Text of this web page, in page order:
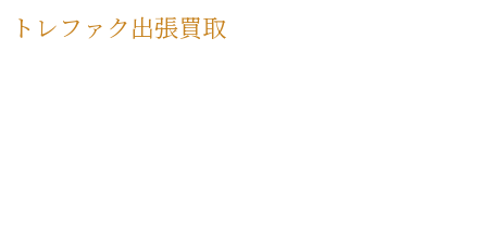
トレファク出張買取